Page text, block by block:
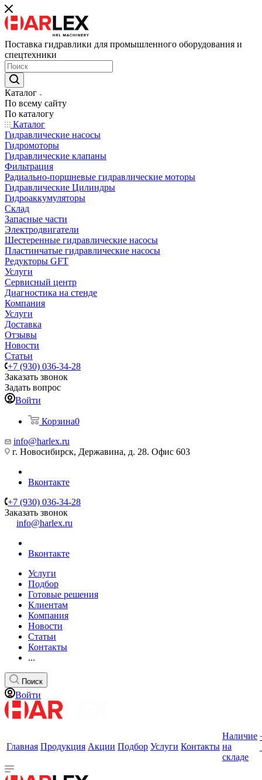
Поставка гидравлики для промышленного оборудования и
спецтехники
Каталог
По всему сайту
По каталогу
Каталог
Гидравлические насосы
Гидромоторы
Гидравлические клапаны
Фильтрация
Радиально-поршневые гидравлические моторы
Гидравлические Цилиндры
Гидроаккумуляторы
Склад
Запасные части
Электродвигатели
Шестеренные гидравлические насосы
Пластинчатые гидравлические насосы
Редукторы GFT
Услуги
Сервисный центр
Диагностика на стенде
Компания
Услуги
Доставка
Отзывы
Новости
Статьи
+7 (930) 036-34-28
Заказать звонок
Задать вопрос
Войти
Корзина0
info@harlex.ru
г. Новосибирск, Державина, д. 28. Офис 603
Вконтакте
+7 (930) 036-34-28
Заказать звонок
info@harlex.ru
Вконтакте
Услуги
Подбор
Готовые решения
Клиентам
Компания
Новости
Статьи
Контакты
...
Поиск
Войти
Главная Продукция Акции Подбор Услуги Контакты
Наличие
на
складе